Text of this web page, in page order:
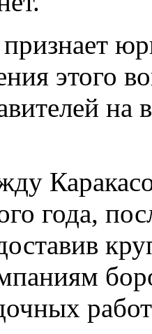
признает
этого
на
года,